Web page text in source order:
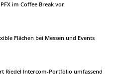
im Coffee Break vor
Flächen bei Messen und Events
Riedel Intercom-Portfolio umfassend